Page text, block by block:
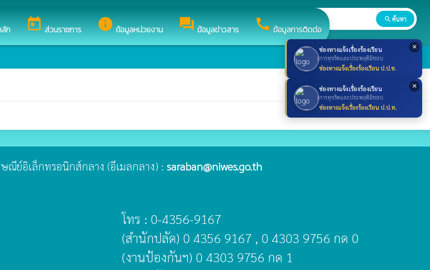
✕
ช่องทางแจ้งเรื่องร้องเรียน
การทุจริตและประพฤติมิชอบ
ช่องทางแจ้งเรื่องร้องเรียน ป.ป.ช.
✕
ช่องทางแจ้งเรื่องร้องเรียน
การทุจริตและประพฤติมิชอบ
ช่องทางแจ้งเรื่องร้องเรียน ป.ป.ท.
ลัก today ส่วนราชการ infoข้อมูลหน่วยงาน forumข้อมูลข่าวสาร call ข้อมูลการติดต่อ
สู่เว็บไซต์ของ เทศบาลตำบลนิเวศน์ search ค้นหา
ณีย์อิเล็กทรอนิกส์กลาง (อีเมลกลาง) : saraban@niwes.go.th
โทร : 0-4356-9167
(สำนักปลัด) 0 4356 9167 , 0 4303 9756 กด 0
(งานป้องกันฯ) 0 4303 9756 กด 1